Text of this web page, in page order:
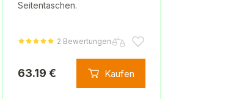
Seitentaschen.
2 Bewertungen
63.19 € Kaufen